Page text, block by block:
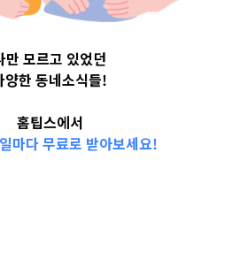
만 모르고 있었던
양한 동네소식들!
홈팁스에서
마다 무료로 받아보세요!